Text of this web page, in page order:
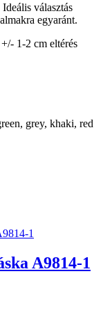
választás
egyaránt.
1-2 cm eltérés
grey, khaki, red
A9814-1